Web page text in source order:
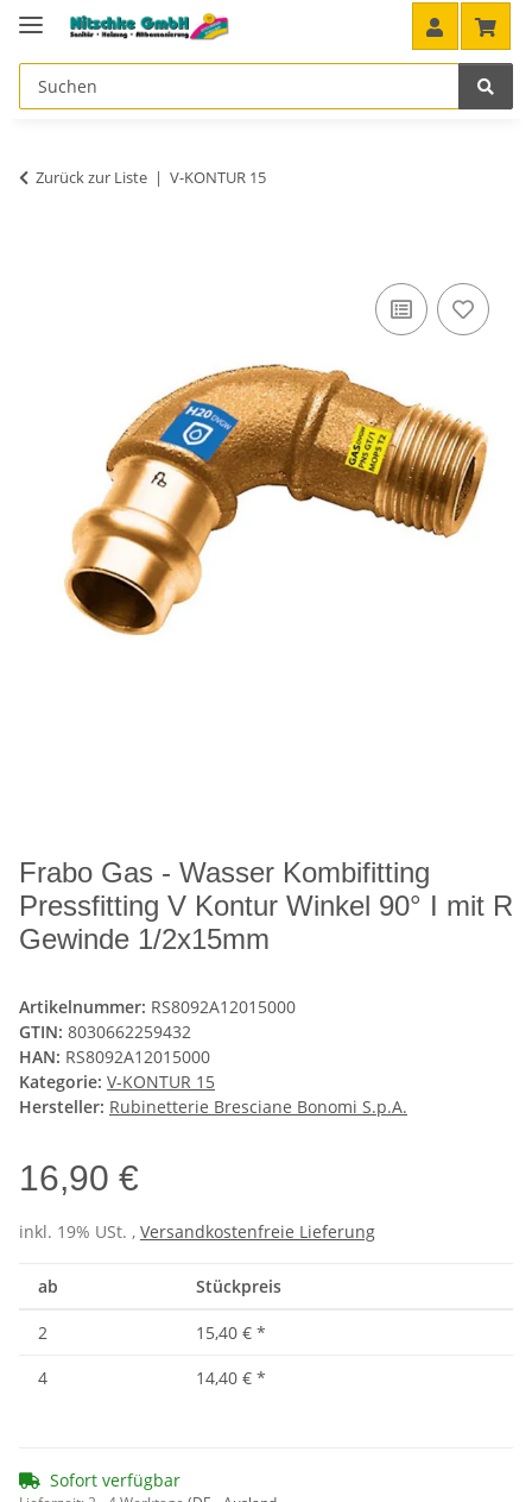
Zurück zur Liste V-KONTUR 15
Frabo Gas - Wasser Kombifitting
Pressfitting V Kontur Winkel 90° I mit R
Gewinde 1/2x15mm
Artikelnummer: RS8092A12015000
GTIN: 8030662259432
HAN: RS8092A12015000
Kategorie: V-KONTUR 15
Hersteller: Rubinetterie Bresciane Bonomi S.p.A.
16,90 €
inkl. 19% USt. , Versandkostenfreie Lieferung
ab Stückpreis
2 15,40 € *
4
14,40 € *
Sofort verfügbar